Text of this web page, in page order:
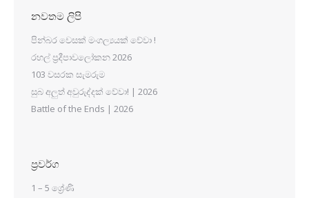
නවතම ලිපි
පින්බර වෙසක් මංගල්‍යයක් වේවා !
රහල් ප්‍රදීපාවලෝකන 2026
103 වසරක සැමරුම
සුබ අලුත් අවුරුද්දක් වේවා! | 2026
Battle of the Ends | 2026
ප්‍රවර්ග
1 – 5 ශ්‍රේණි